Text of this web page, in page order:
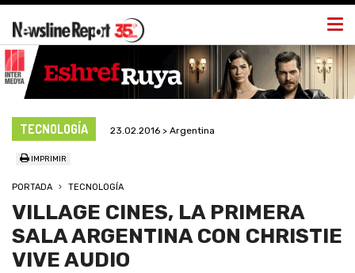
TECNOLOGÍA 23.02.2016 > Argentina
IMPRIMIR
PORTADA TECNOLOGÍA
VILLAGE CINES, LA PRIMERA
SALA ARGENTINA CON CHRISTIE
VIVE AUDIO